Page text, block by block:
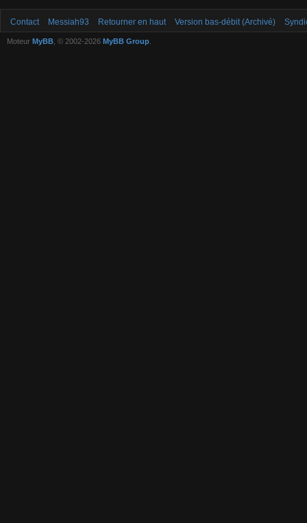
Contact Messiah93 Retourner en haut Version bas-débit (Archivé)
Moteur MyBB , © 2002-2026 MyBB Group